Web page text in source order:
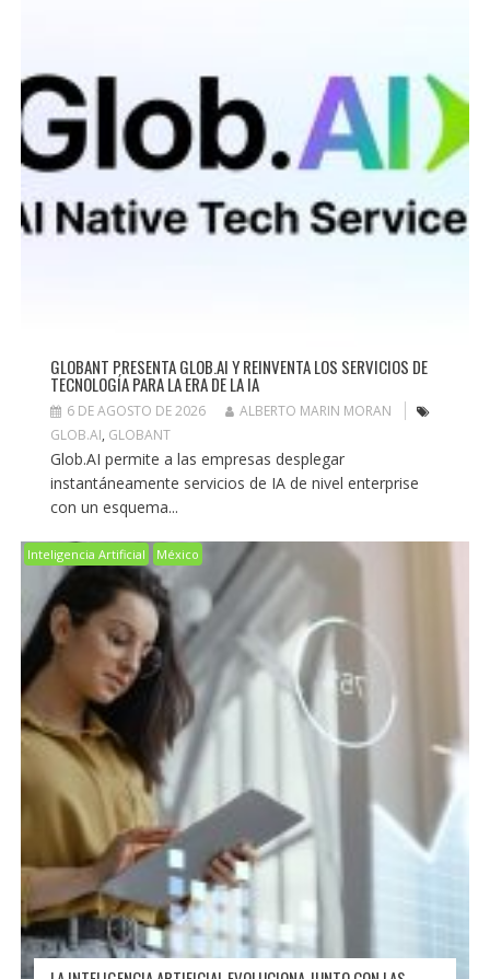
GLOBANT PRESENTA GLOB.AI Y REINVENTA LOS SERVICIOS DE
TECNOLOGÍA PARA LA ERA DE LA IA
6 DE AGOSTO DE 2026
ALBERTO MARIN MORAN
GLOB.AI, GLOBANT
Glob.AI permite a las empresas desplegar
instantáneamente servicios de IA de nivel enterprise
con un esquema...
Inteligencia Artificial México